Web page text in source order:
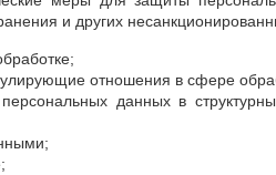
и других
отношения в сфере
данных в